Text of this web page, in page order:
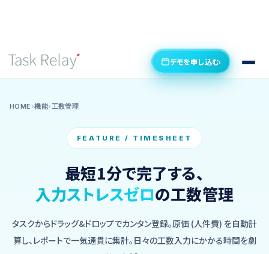
デモを申し込む›
HOME ›機能›工数管理
FEATURE / TIMESHEET
最短1分で完了する、
入力ストレスゼロの工数管理
タスクからドラッグ&ドロップでカンタン登録。原価 (人件費) を自動計
算し、レポートで一気通貫に集計。日々の工数入力にかかる時間を劇